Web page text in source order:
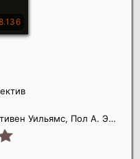
Джек Бендер, Стивен Уильямс, Пол А. Эдвардс